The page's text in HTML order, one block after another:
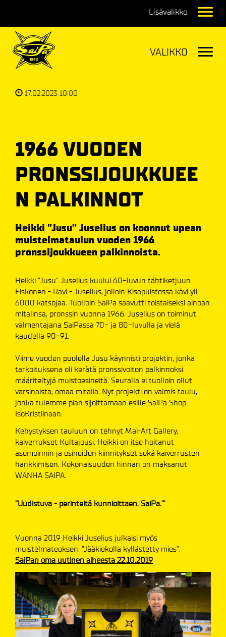
17.02.2023 10:00
1966 VUODEN
PRONSSIJOUKKUEE
N PALKINNOT
Heikki ”Jusu” Juselius on koonnut upean
muistelmataulun vuoden 1966
pronssijoukkueen palkinnoista.
Heikki "Jusu" Juselius kuului 60-luvun tähtiketjuun
Eiskonen - Ravi - Juselius, jolloin Kisapuistossa kävi yli
6000 katsojaa. Tuolloin SaiPa saavutti toistaiseksi ainoan
mitalinsa, pronssin vuonna 1966. Juselius on toiminut
valmentajana SaiPassa 70- ja 80-luvulla ja vielä
kaudella 90-91.
Viime vuoden puolella Jusu käynnisti projektin, jonka
tarkoituksena oli kerätä pronssivoiton palkinnoksi
määriteltyjä muistoesineitä. Seuralla ei tuolloin ollut
varsinaista, omaa mitalia. Nyt projekti on valmis taulu,
jonka tulemme pian sijoittamaan esille SaiPa Shop
IsoKristiinaan.
Kehystyksen tauluun on tehnyt Mai-Art Gallery,
kaiverrukset Kultajousi. Heikki on itse hoitanut
asemoinnin ja esineiden kiinnitykset sekä kaiverrusten
hankkimisen. Kokonaisuuden hinnan on maksanut
WANHA SAIPA.
”Uudistuva - perinteitä kunnioittaen. SaiPa.”'
Vuonna 2019 Heikki Juselius julkaisi myös
muistelmateoksen: "Jääkiekolla kyllästetty mies".
SaiPan oma uutinen aiheesta 22.10.2019